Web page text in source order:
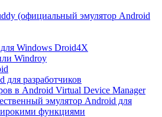
(официальный эмулятор Android
Windows Droid4X
Windroy
разработчиков
в Android Virtual Device Manager
эмулятор Android для
функциями